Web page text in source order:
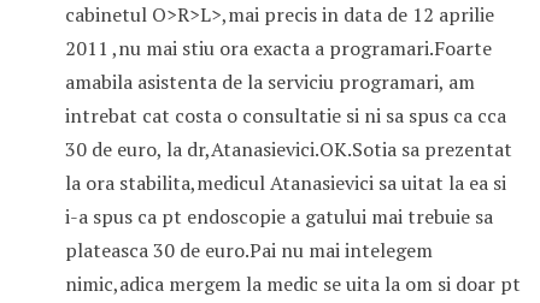
cabinetul O>R>L>,mai precis in data de 12 aprilie
2011 ,nu mai stiu ora exacta a programari.Foarte
amabila asistenta de la serviciu programari, am
intrebat cat costa o consultatie si ni sa spus ca cca
30 de euro, la dr,Atanasievici.OK.Sotia sa prezentat
la ora stabilita,medicul Atanasievici sa uitat la ea si
i-a spus ca pt endoscopie a gatului mai trebuie sa
plateasca 30 de euro.Pai nu mai intelegem
nimic,adica mergem la medic se uita la om si doar pt